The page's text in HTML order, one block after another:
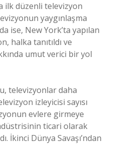
ilk düzenli televizyon
yaygınlaşma
ise, New York’ta yapılan
halka tanıtıldı ve
umut verici bir yol
televizyonlar daha
izleyicisi sayısı
evlere girmeye
ticari olarak
İkinci Dünya Savaşı’ndan